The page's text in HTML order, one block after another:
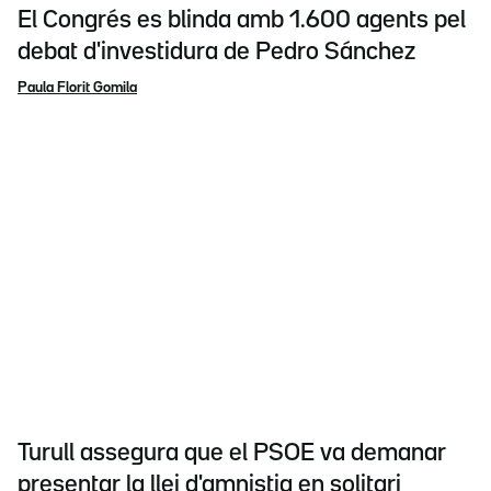
El Congrés es blinda amb 1.600 agents pel
debat d'investidura de Pedro Sánchez
Paula Florit Gomila
Turull assegura que el PSOE va demanar
presentar la llei d'amnistia en solitari